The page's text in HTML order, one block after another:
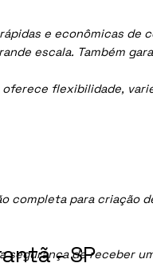
e econômicas
escala. Também
flexibilidade,
completa para
segurança de receber
- SP